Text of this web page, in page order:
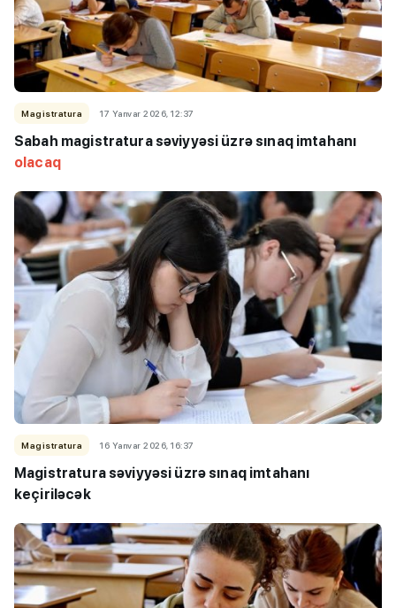
Magistratura 17 Yanvar 2026, 12:37
Sabah magistratura səviyyəsi üzrə sınaq imtahanı
olacaq
Magistratura 16 Yanvar 2026, 16:37
Magistratura səviyyəsi üzrə sınaq imtahanı
keçiriləcək